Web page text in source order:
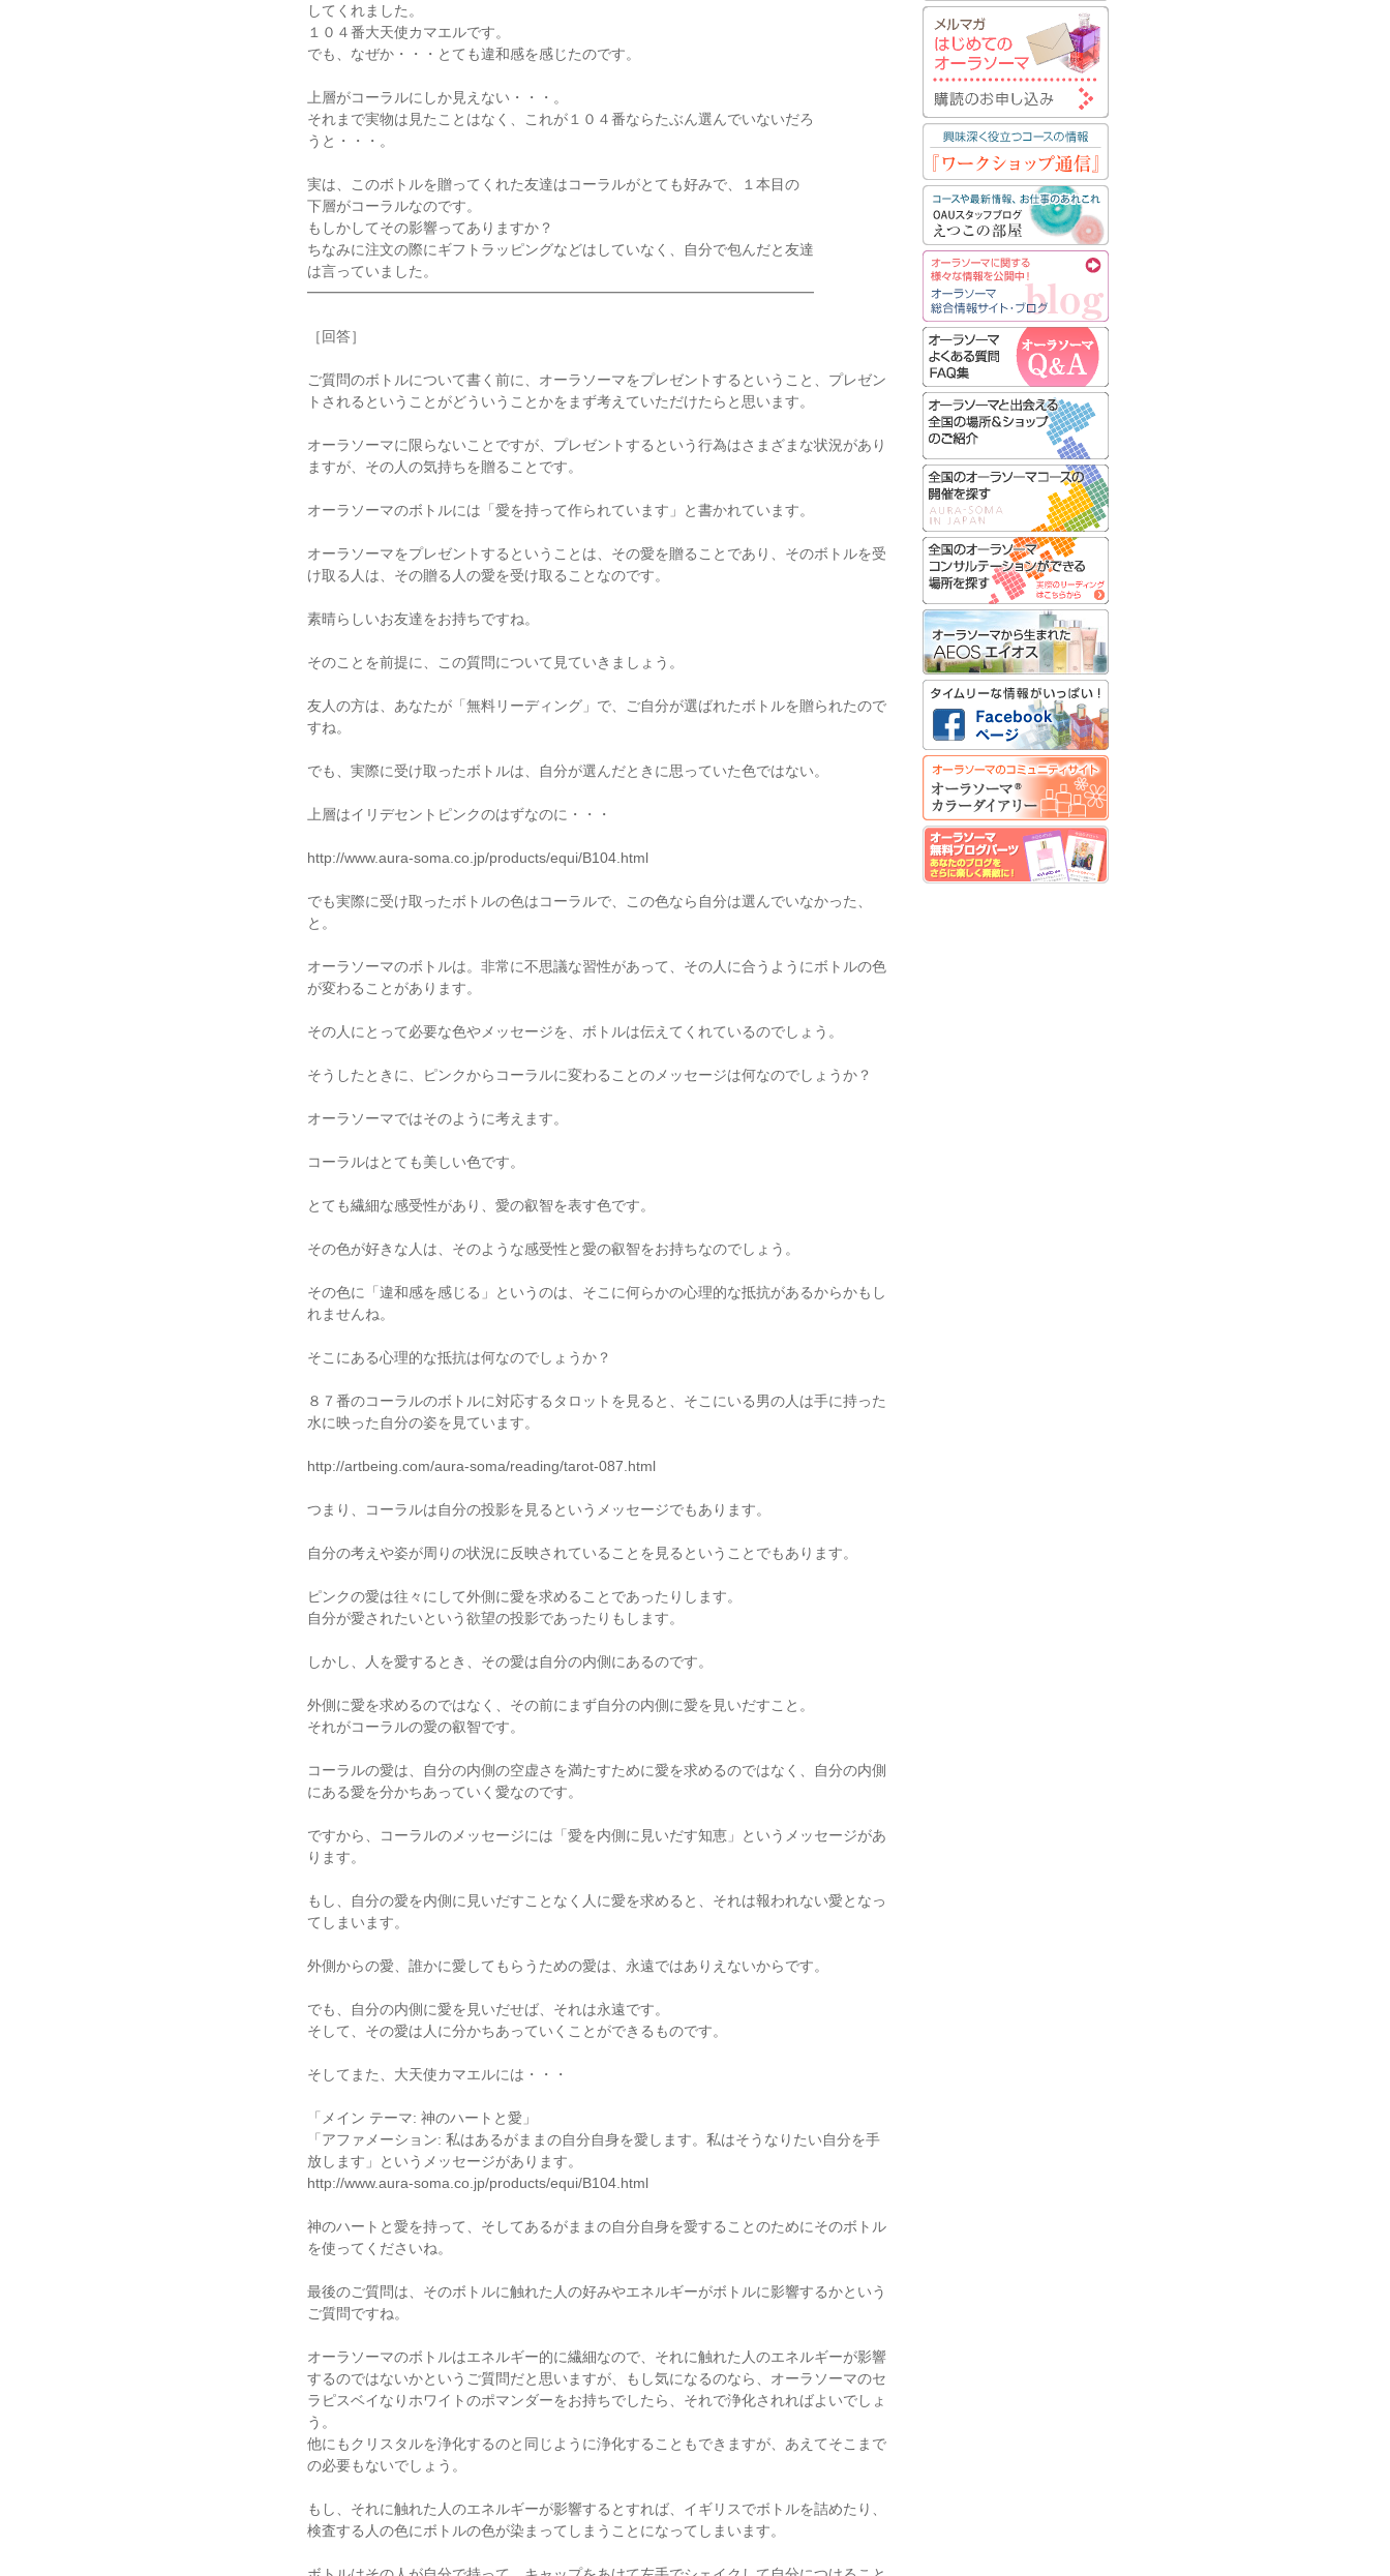
してくれました。
１０４番大天使カマエルです。
でも、なぜか・・・とても違和感を感じたのです。
上層がコーラルにしか見えない・・・。
それまで実物は見たことはなく、これが１０４番ならたぶん選んでいないだろ
うと・・・。
実は、このボトルを贈ってくれた友達はコーラルがとても好みで、１本目の
下層がコーラルなのです。
もしかしてその影響ってありますか？
ちなみに注文の際にギフトラッピングなどはしていなく、自分で包んだと友達
は言っていました。
━━━━━━━━━━━━━━━━━━━━━━━━━━━━━━━━━━━
［回答］
ご質問のボトルについて書く前に、オーラソーマをプレゼントするということ、プレゼン
トされるということがどういうことかをまず考えていただけたらと思います。
オーラソーマに限らないことですが、プレゼントするという行為はさまざまな状況があり
ますが、その人の気持ちを贈ることです。
オーラソーマのボトルには「愛を持って作られています」と書かれています。
オーラソーマをプレゼントするということは、その愛を贈ることであり、そのボトルを受
け取る人は、その贈る人の愛を受け取ることなのです。
素晴らしいお友達をお持ちですね。
そのことを前提に、この質問について見ていきましょう。
友人の方は、あなたが「無料リーディング」で、ご自分が選ばれたボトルを贈られたので
すね。
でも、実際に受け取ったボトルは、自分が選んだときに思っていた色ではない。
上層はイリデセントピンクのはずなのに・・・
http://www.aura-soma.co.jp/products/equi/B104.html
でも実際に受け取ったボトルの色はコーラルで、この色なら自分は選んでいなかった、
と。
オーラソーマのボトルは。非常に不思議な習性があって、その人に合うようにボトルの色
が変わることがあります。
その人にとって必要な色やメッセージを、ボトルは伝えてくれているのでしょう。
そうしたときに、ピンクからコーラルに変わることのメッセージは何なのでしょうか？
オーラソーマではそのように考えます。
コーラルはとても美しい色です。
とても繊細な感受性があり、愛の叡智を表す色です。
その色が好きな人は、そのような感受性と愛の叡智をお持ちなのでしょう。
その色に「違和感を感じる」というのは、そこに何らかの心理的な抵抗があるからかもし
れませんね。
そこにある心理的な抵抗は何なのでしょうか？
８７番のコーラルのボトルに対応するタロットを見ると、そこにいる男の人は手に持った
水に映った自分の姿を見ています。
http://artbeing.com/aura-soma/reading/tarot-087.html
つまり、コーラルは自分の投影を見るというメッセージでもあります。
自分の考えや姿が周りの状況に反映されていることを見るということでもあります。
ピンクの愛は往々にして外側に愛を求めることであったりします。
自分が愛されたいという欲望の投影であったりもします。
しかし、人を愛するとき、その愛は自分の内側にあるのです。
外側に愛を求めるのではなく、その前にまず自分の内側に愛を見いだすこと。
それがコーラルの愛の叡智です。
コーラルの愛は、自分の内側の空虚さを満たすために愛を求めるのではなく、自分の内側
にある愛を分かちあっていく愛なのです。
ですから、コーラルのメッセージには「愛を内側に見いだす知恵」というメッセージがあ
ります。
もし、自分の愛を内側に見いだすことなく人に愛を求めると、それは報われない愛となっ
てしまいます。
外側からの愛、誰かに愛してもらうための愛は、永遠ではありえないからです。
でも、自分の内側に愛を見いだせば、それは永遠です。
そして、その愛は人に分かちあっていくことができるものです。
そしてまた、大天使カマエルには・・・
「メイン テーマ: 神のハートと愛」
「アファメーション: 私はあるがままの自分自身を愛します。私はそうなりたい自分を手
放します」というメッセージがあります。
http://www.aura-soma.co.jp/products/equi/B104.html
神のハートと愛を持って、そしてあるがままの自分自身を愛することのためにそのボトル
を使ってくださいね。
最後のご質問は、そのボトルに触れた人の好みやエネルギーがボトルに影響するかという
ご質問ですね。
オーラソーマのボトルはエネルギー的に繊細なので、それに触れた人のエネルギーが影響
するのではないかというご質問だと思いますが、もし気になるのなら、オーラソーマのセ
ラピスベイなりホワイトのポマンダーをお持ちでしたら、それで浄化されればよいでしょ
う。
他にもクリスタルを浄化するのと同じように浄化することもできますが、あえてそこまで
の必要もないでしょう。
もし、それに触れた人のエネルギーが影響するとすれば、イギリスでボトルを詰めたり、
検査する人の色にボトルの色が染まってしまうことになってしまいます。